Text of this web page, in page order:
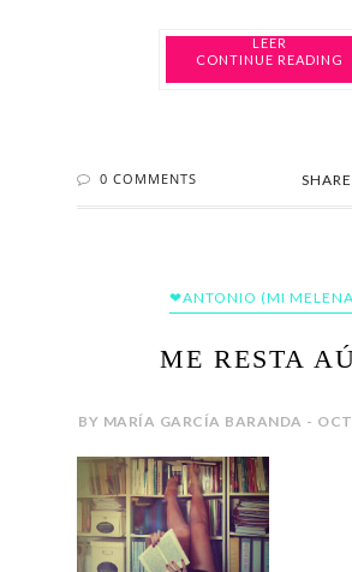
CONTINUE READING
0 COMMENTS
❤ANTONIO (MI
ME RESTA
BY MARÍA GARCÍA BARANDA -